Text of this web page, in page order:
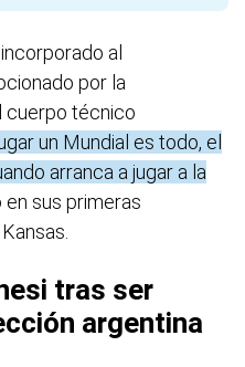
al
por la
cuerpo técnico
un Mundial es todo, el
arranca a jugar a la
en sus primeras
tras ser
argentina